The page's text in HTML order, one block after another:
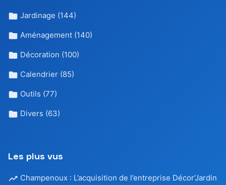
Jardinage (144)
Aménagement (140)
Décoration (100)
Calendrier (85)
Outils (77)
Divers (63)
Les plus vus
Champenoux : L’acquisition de l’entreprise Décor’Jardin